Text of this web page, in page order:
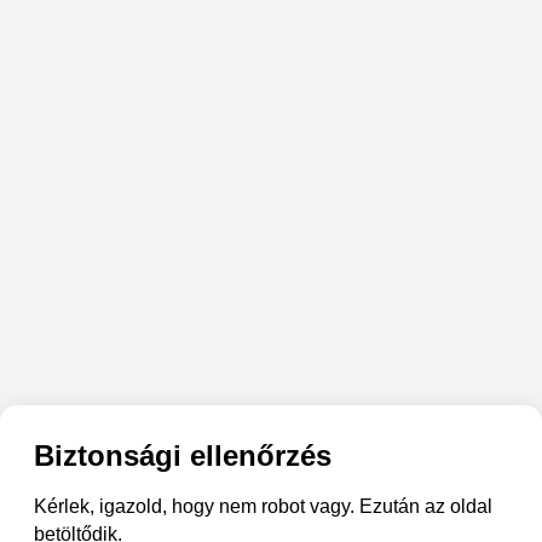
Biztonsági ellenőrzés
Kérlek, igazold, hogy nem robot vagy. Ezután az oldal
betöltődik.